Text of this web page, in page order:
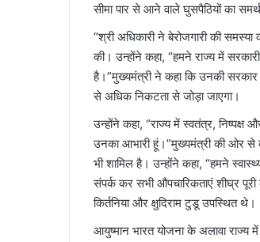
सीमा पार से आने वाले घुसपैठियों का
“श्री अधिकारी ने बेरोजगारी की
की। उन्होंने कहा, “हमने राज्य में
है।”मुख्यमंत्री ने कहा कि उनकी
से अधिक निकटता से जोड़ा जाएगा।
उन्होंने कहा, “राज्य में स्वतंत्र,
उनका आभारी हूं।”मुख्यमंत्री की ओर से
भी शामिल है। उन्होंने कहा, “हमने
संपर्क कर सभी औपचारिकताएं शीघ्र
किर्तनिया और क्षुदिराम टुडू उपस्थित थे।
आयुष्मान भारत योजना के अलावा